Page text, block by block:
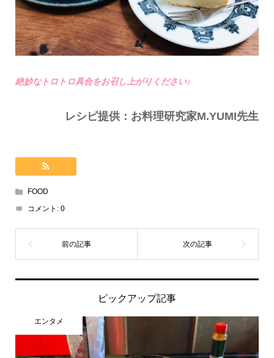
絶妙なトロトロ具合をお召し上がりください♪
レシピ提供：お料理研究家M.YUMI先生
FOOD
コメント: 0
ピックアップ記事
エンタメ